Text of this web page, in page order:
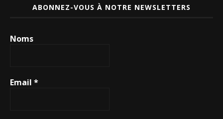
ABONNEZ-VOUS À NOTRE NEWSLETTERS
Noms
Email *